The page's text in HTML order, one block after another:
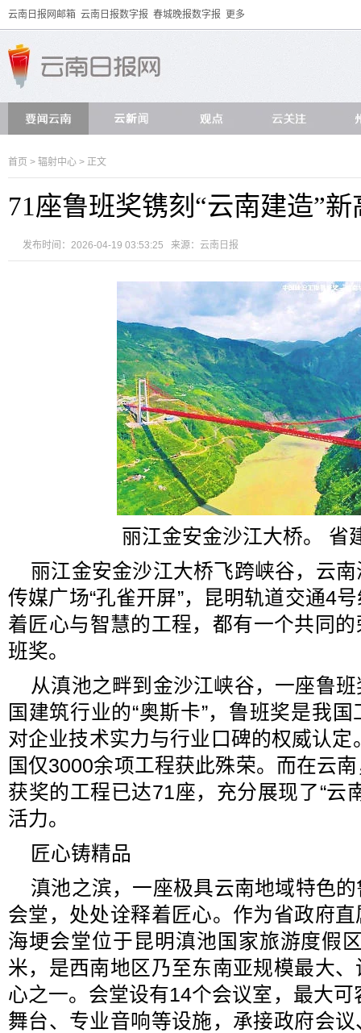
云南日报网邮箱 云南日报数字报 春城晚报数字报 更多
首页 > 辐射中心 > 正文
71座鲁班奖镌刻“云南建造”新
发布时间：2026-04-19 03:53:25 来源： 云南日报
丽江金安金沙江大桥。 省
丽江金安金沙江大桥飞跨峡谷，云
传媒广场“孔雀开屏”，昆明轨道交通4
着匠心与智慧的工程，都有一个共同
班奖。
从滇池之畔到金沙江峡谷，一座鲁
国建筑行业的“奥斯卡”，鲁班奖是我
对企业技术实力与行业口碑的权威认
国仅3000余项工程获此殊荣。而在云
获奖的工程已达71座，充分展现了“云
活力。
匠心铸精品
滇池之滨，一座极具云南地域特色
会堂，处处诠释着匠心。作为省政府
海埂会堂位于昆明滇池国家旅游度假
米，是西南地区乃至东南亚规模最大
心之一。会堂设有14个会议室，最大
舞台、专业音响等设施，承接政府会